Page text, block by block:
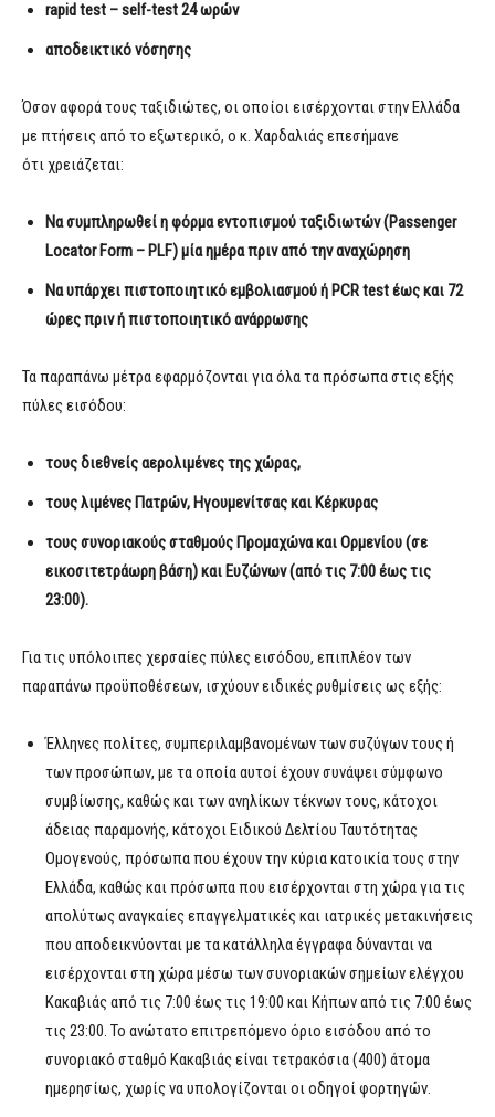
rapid test – self-test 24 ωρών
αποδεικτικό νόσησης
Όσον αφορά τους ταξιδιώτες, οι οποίοι εισέρχονται στην Ελλάδα
με πτήσεις από το εξωτερικό, ο κ. Χαρδαλιάς επεσήμανε
ότι χρειάζεται:
Να συμπληρωθεί η φόρμα εντοπισμού ταξιδιωτών (Passenger
Locator Form – PLF) μία ημέρα πριν από την αναχώρηση
Να υπάρχει πιστοποιητικό εμβολιασμού ή PCR test έως και 72
ώρες πριν ή πιστοποιητικό ανάρρωσης
Τα παραπάνω μέτρα εφαρμόζονται για όλα τα πρόσωπα στις εξής
πύλες εισόδου:
τους διεθνείς αερολιμένες της χώρας,
τους λιμένες Πατρών, Ηγουμενίτσας και Κέρκυρας
τους συνοριακούς σταθμούς Προμαχώνα και Ορμενίου (σε
εικοσιτετράωρη βάση) και Ευζώνων (από τις 7:00 έως τις
23:00).
Για τις υπόλοιπες χερσαίες πύλες εισόδου, επιπλέον των
παραπάνω προϋποθέσεων, ισχύουν ειδικές ρυθμίσεις ως εξής:
Έλληνες πολίτες, συμπεριλαμβανομένων των συζύγων τους ή
των προσώπων, με τα οποία αυτοί έχουν συνάψει σύμφωνο
συμβίωσης, καθώς και των ανηλίκων τέκνων τους, κάτοχοι
άδειας παραμονής, κάτοχοι Ειδικού Δελτίου Ταυτότητας
Ομογενούς, πρόσωπα που έχουν την κύρια κατοικία τους στην
Ελλάδα, καθώς και πρόσωπα που εισέρχονται στη χώρα για τις
απολύτως αναγκαίες επαγγελματικές και ιατρικές μετακινήσεις
που αποδεικνύονται με τα κατάλληλα έγγραφα δύνανται να
εισέρχονται στη χώρα μέσω των συνοριακών σημείων ελέγχου
Κακαβιάς από τις 7:00 έως τις 19:00 και Κήπων από τις 7:00 έως
τις 23:00. Το ανώτατο επιτρεπόμενο όριο εισόδου από το
συνοριακό σταθμό Κακαβιάς είναι τετρακόσια (400) άτομα
ημερησίως, χωρίς να υπολογίζονται οι οδηγοί φορτηγών.